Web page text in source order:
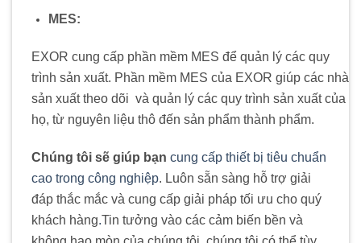
MES:
EXOR cung cấp phần mềm MES để quản lý các quy
trình sản xuất. Phần mềm MES của EXOR giúp các nhà
sản xuất theo dõi và quản lý các quy trình sản xuất của
họ, từ nguyên liệu thô đến sản phẩm thành phẩm.
Chúng tôi sẽ giúp bạn cung cấp thiết bị tiêu chuẩn
cao trong công nghiệp. Luôn sẵn sàng hỗ trợ giải
đáp thắc mắc và cung cấp giải pháp tối ưu cho quý
khách hàng.Tin tưởng vào các cảm biến bền và